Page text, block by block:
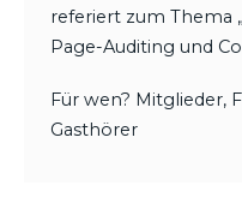
referiert zum Thema
Page-Auditing und
Für wen? Mitglieder,
Gasthörer